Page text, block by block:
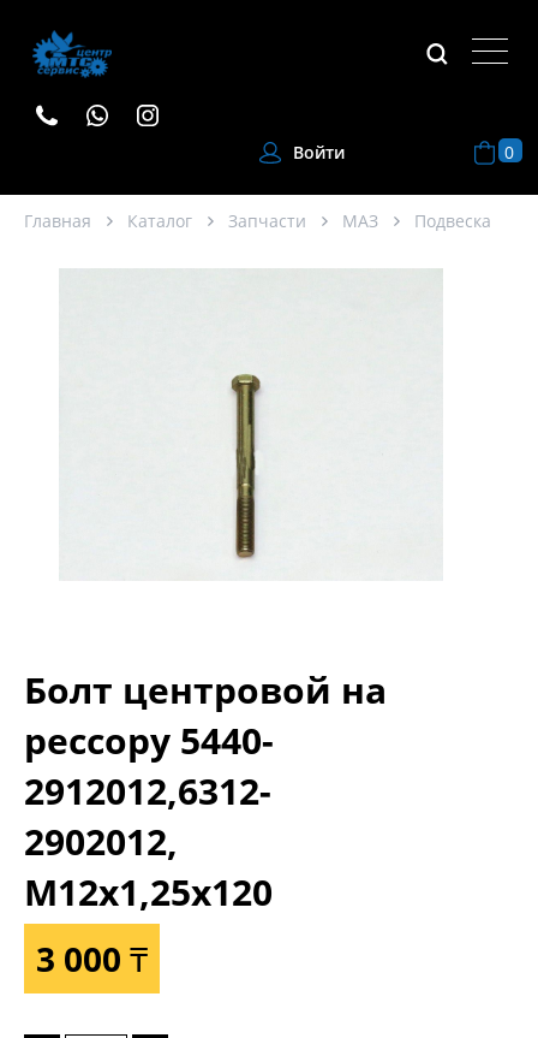
Войти 0
Главная Каталог Запчасти МАЗ Подвеска
Болт центровой на
рессору 5440-
2912012,6312-
2902012,
М12х1,25х120
3 000 ₸